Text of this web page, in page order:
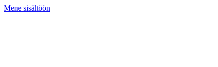
Mene sisältöön